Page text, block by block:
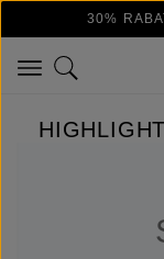
Zum Hauptinhalt
30%